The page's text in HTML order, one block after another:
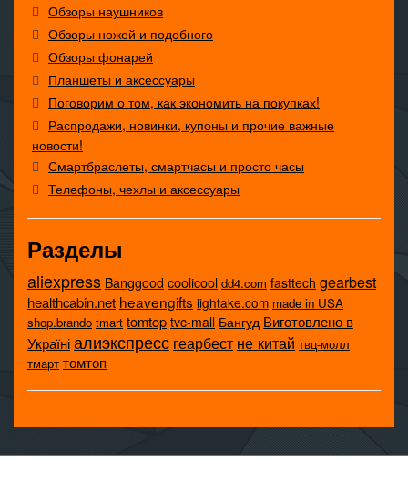
Обзоры наушников
Обзоры ножей и подобного
Обзоры фонарей
Планшеты и аксессуары
Поговорим о том, как экономить на покупках!
Распродажи, новинки, купоны и прочие важные
новости!
Смартбраслеты, смартчасы и просто часы
Телефоны, чехлы и аксессуары
Разделы
aliexpress Banggood coolicool dd4.com fasttech gearbest
healthcabin.net heavengifts lightake.com made in USA
shop.brando tmart tomtop tvc-mall Бангуд Виготовлено в
Україніалиэкспресс геарбест не китай твц-молл
тмарт томтоп